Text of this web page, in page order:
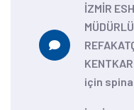
İZMİR
için